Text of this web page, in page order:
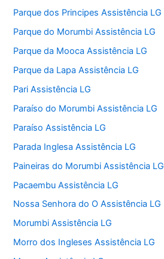
Parque dos Principes Assistência LG
Parque do Morumbi Assistência LG
Parque da Mooca Assistência LG
Parque da Lapa Assistência LG
Pari Assistência LG
Paraíso do Morumbi Assistência LG
Paraíso Assistência LG
Parada Inglesa Assistência LG
Paineiras do Morumbi Assistência LG
Pacaembu Assistência LG
Nossa Senhora do O Assistência LG
Morumbi Assistência LG
Morro dos Ingleses Assistência LG